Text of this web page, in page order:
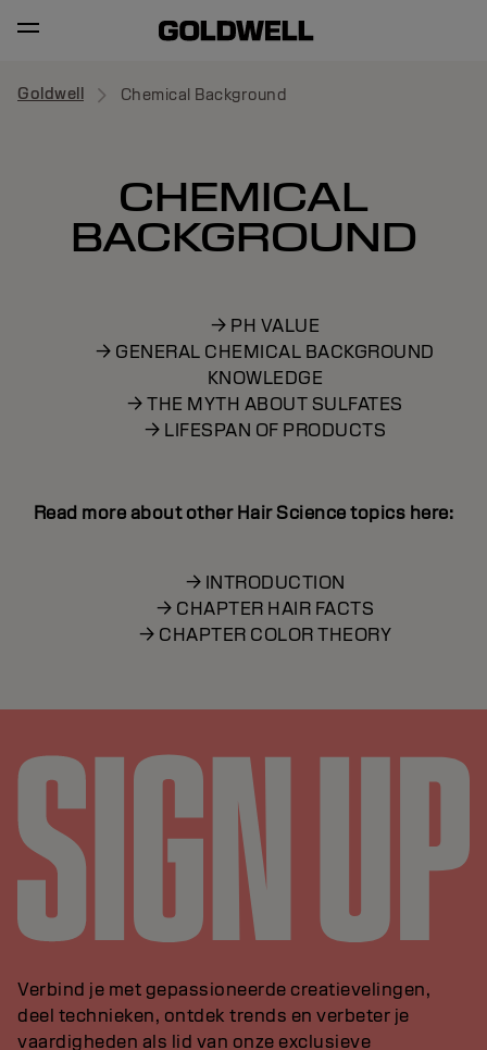
Goldwell Chemical Background
CHEMICAL
BACKGROUND
→ PH VALUE
→ GENERAL CHEMICAL BACKGROUND
KNOWLEDGE
→ THE MYTH ABOUT SULFATES
→ LIFESPAN OF PRODUCTS
Read more about other Hair Science topics here:
→ INTRODUCTION
→ CHAPTER HAIR FACTS
→ CHAPTER COLOR THEORY
Verbind je met gepassioneerde creatievelingen,
deel technieken, ontdek trends en verbeter je
vaardigheden als lid van onze exclusieve